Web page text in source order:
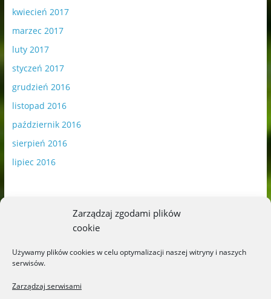
Zarządzaj zgodami plików
cookie
Używamy plików cookies w celu optymalizacji naszej witryny i naszych
serwisów.
Zarządzaj serwisami
kwiecień 2017
marzec 2017
luty 2017
styczeń 2017
grudzień 2016
listopad 2016
październik 2016
sierpień 2016
lipiec 2016